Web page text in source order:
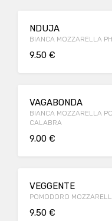
NDUJA
BIANCA MOZZARELLA
9.50 €
VAGABONDA
BIANCA MOZZARELLA
CALABRA
9.00 €
VEGGENTE
POMODORO
9.50 €